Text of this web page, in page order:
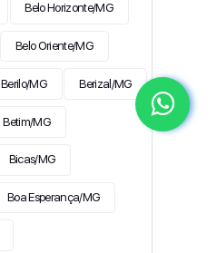
Belo Horizonte/MG
Belo Oriente/MG
Berilo/MG Berizal/MG
Betim/MG
Bicas/MG
Boa Esperança/MG